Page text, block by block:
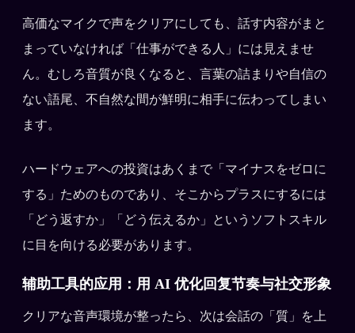
高価なマイクで声をクリアにしても、話す内容がまと
まっていなければ「仕事ができる人」には見えませ
ん。むしろ音質が良くなると、言葉の詰まりや自信の
ない語尾、不自然な間が鮮明に相手に伝わってしまい
ます。
ハードウェアへの投資はあくまで「マイナスをゼロに
する」ためのものであり、そこからプラスにするには
「どう返すか」「どう伝えるか」というソフトスキル
に目を向ける必要があります。
辅助工具的应用：用 AI 优化回复节奏与社交形象
クリアな音声環境が整ったら、次は会話の「質」を上